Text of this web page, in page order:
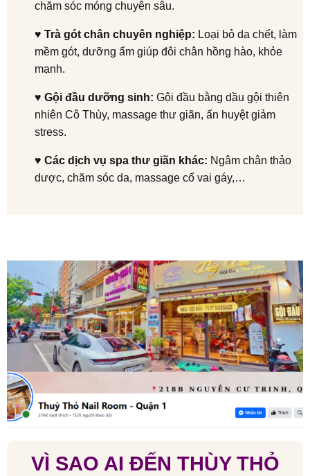
chăm sóc móng chuyên sâu.
♥ Trà gót chân chuyên nghiệp: Loại bỏ da chết, làm
mềm gót, dưỡng ẩm giúp đôi chân hồng hào, khỏe
mạnh.
♥ Gội đầu dưỡng sinh: Gội đầu bằng dầu gội thiên
nhiên Cô Thùy, massage thư giãn, ấn huyệt giảm
stress.
♥ Các dịch vụ spa thư giãn khác: Ngâm chân thảo
dược, chăm sóc da, massage cổ vai gáy,…
VÌ SAO AI ĐẾN THÙY THỎ